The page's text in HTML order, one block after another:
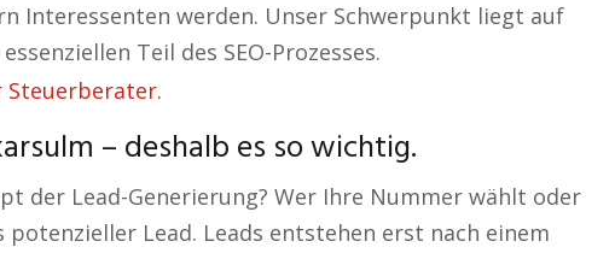
Interessenten werden. Unser Schwerpunkt liegt auf
Teil des SEO-Prozesses.
– deshalb es so wichtig.
der Lead-Generierung? Wer Ihre Nummer wählt oder
Lead. Leads entstehen erst nach einem